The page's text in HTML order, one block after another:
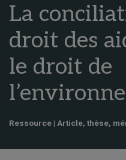
La
droit des
le droit de
Ressource | Article, thèse,